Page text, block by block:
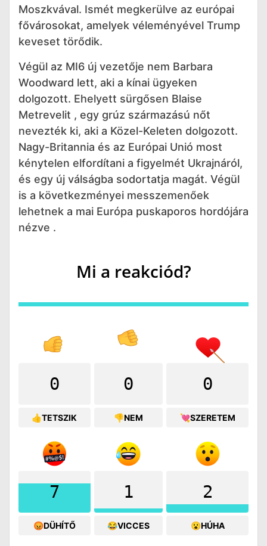
Moszkvával. Ismét megkerülve az európai
fővárosokat, amelyek véleményével Trump
keveset törődik.
Végül az MI6 új vezetője nem Barbara
Woodward lett, aki a kínai ügyeken
dolgozott. Ehelyett sürgősen Blaise
Metrevelit , egy grúz származású nőt
nevezték ki, aki a Közel-Keleten dolgozott.
Nagy-Britannia és az Európai Unió most
kénytelen elfordítani a figyelmét Ukrajnáról,
és egy új válságba sodortatja magát. Végül
is a következményei messzemenőek
lehetnek a mai Európa puskaporos hordójára
nézve .
Mi a reakciód?
0
👍TETSZIK
0
👎NEM
0
💘SZERETEM
7
😡DÜHÍTŐ
1
😂VICCES
2
😮HÚHA